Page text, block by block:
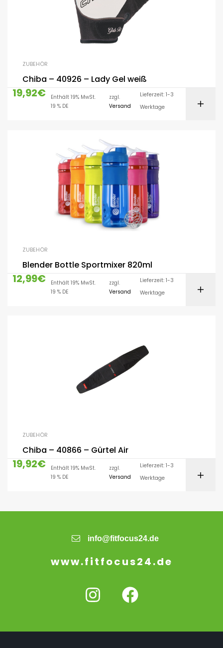
ZUBEHÖR
Chiba – 40926 – Lady Gel weiß
19,92€
Enthält 19% MwSt.
19 % DE
zzgl.
Versand
Lieferzeit: 1-3
Werktage
ZUBEHÖR
Blender Bottle Sportmixer 820ml
12,99€
Enthält 19% MwSt.
19 % DE
zzgl.
Versand
Lieferzeit: 1-3
Werktage
ZUBEHÖR
Chiba – 40866 – Gürtel Air
19,92€
Enthält 19% MwSt.
19 % DE
zzgl.
Versand
Lieferzeit: 1-3
Werktage
info@fitfocus24.de
www.fitfocus24.de